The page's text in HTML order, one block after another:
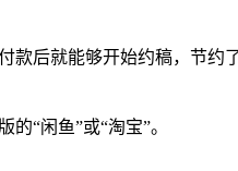
后就能够开始约稿，节约
“闲鱼”或“淘宝”。